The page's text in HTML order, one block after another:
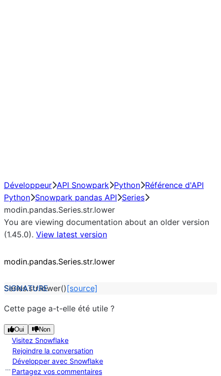
Développeur API Snowpark Python Référence d'API
Python Snowpark pandas API Series
modin.pandas.Series.str.lower
You are viewing documentation about an older version
(1.45.0). View latest version
modin.pandas.Series.str.lower
Series.str.lower() [source]
Cette page a-t-elle été utile ?
Oui Non
Visitez Snowflake
Rejoindre la conversation
Développer avec Snowflake
Partagez vos commentaires